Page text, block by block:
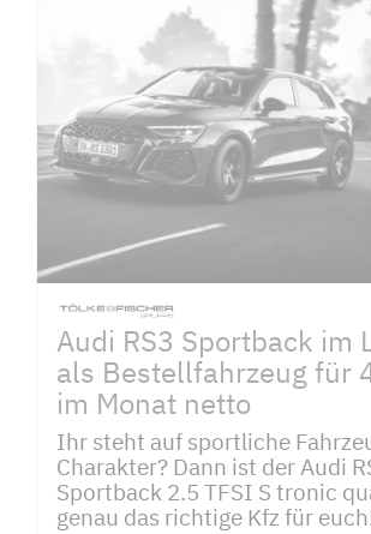
Audi RS3 Sportback im
als Bestellfahrzeug für
im Monat netto
Ihr steht auf sportliche
Charakter? Dann ist der Audi
Sportback 2.5 TFSI S tronic
genau das richtige Kfz für